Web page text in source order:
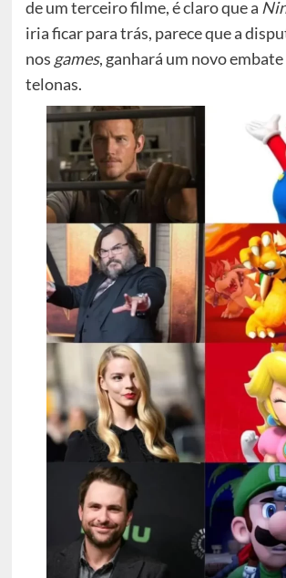
de um terceiro filme, é claro que a
iria ficar para trás, parece que a
nos games, ganhará um novo embate
telonas.